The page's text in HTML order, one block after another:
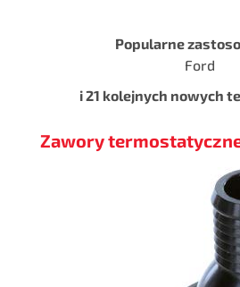
Popularne
Ford
i 21 kolejnych nowych
Zawory